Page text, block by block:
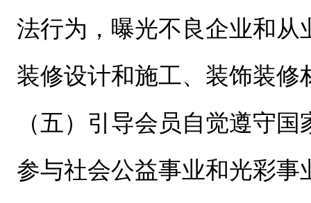
法行为，曝光不良企业和
装修设计和施工、装饰装
（五）引导会员自觉遵守
参与社会公益事业和光彩事